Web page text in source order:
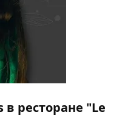
в ресторане "Le